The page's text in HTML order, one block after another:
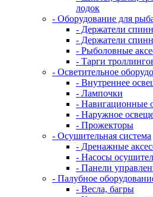
лодок
- Оборудование для
- Держатели
- Держатели
- Рыболовные
- Тарги
- Осветительное
- Внутреннее
- Лампочки
- Навигационные
- Наружное
- Прожекторы
- Осушительная система
- Дренажные
- Насосы
- Панели
- Палубное
- Весла, багры